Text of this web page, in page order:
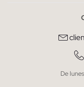
He leído y entiendo
* Puedes
De